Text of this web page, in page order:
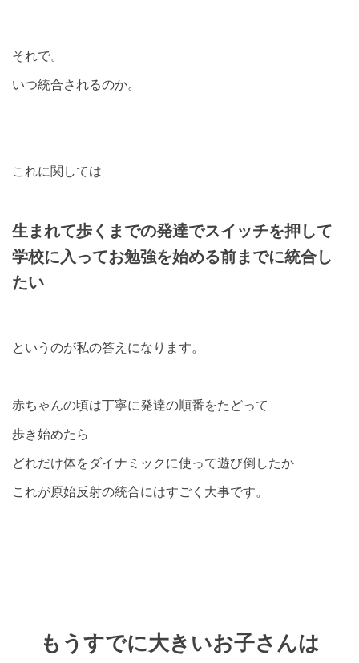
それで。
いつ統合されるのか。
これに関しては
生まれて歩くまでの発達でスイッチを押して
学校に入ってお勉強を始める前までに統合し
たい
というのが私の答えになります。
赤ちゃんの頃は丁寧に発達の順番をたどって
歩き始めたら
どれだけ体をダイナミックに使って遊び倒したか
これが原始反射の統合にはすごく大事です。
もうすでに大きいお子さんは